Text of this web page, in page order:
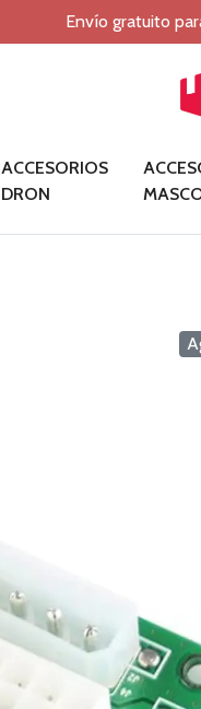
Envío gratuito
ACCESORIOS
DRON